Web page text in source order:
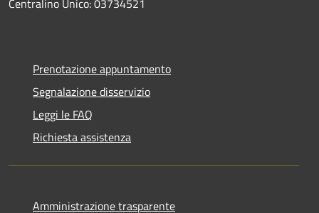
Centralino Unico: 03734521
Prenotazione appuntamento
Segnalazione disservizio
Leggi le FAQ
Richiesta assistenza
Amministrazione trasparente